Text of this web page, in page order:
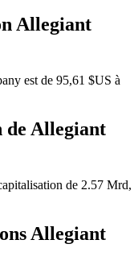
Allegiant
est de 95,61 $US à
de Allegiant
de 2.57 Mrd,
Allegiant